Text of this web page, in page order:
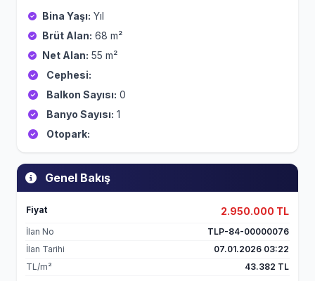
Genel Bakış
Fiyat 2.950.000 TL
İlan No
TLP-84-00000076
İlan Tarihi
07.01.2026 03:22
TL/m²
43.382 TL
Bina Yaşı: Yıl
Brüt Alan: 68 m²
Net Alan: 55 m²
Cephesi:
Balkon Sayısı: 0
Banyo Sayısı: 1
Otopark: